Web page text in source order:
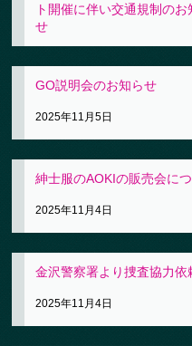
ト開催に伴い交通規制のお
せ
GO説明会のお知らせ
2025年11月5日
紳士服のAOKIの販売会につ
2025年11月4日
金沢警察署より捜査協力依
2025年11月4日